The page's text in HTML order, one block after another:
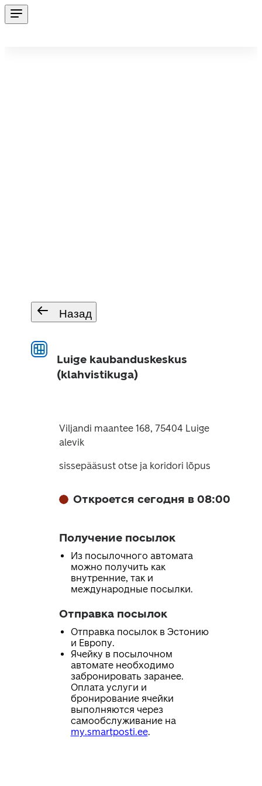
Назад
Luige kaubanduskeskus
(klahvistikuga)
Viljandi maantee 168, 75404 Luige
alevik
sissepääsust otse ja koridori lõpus
Откроется сегодня в 08:00
Получение посылок
Из посылочного автомата
можно получить как
внутренние, так и
международные посылки.
Отправка посылок
Отправка посылок в Эстонию
и Европу.
Ячейку в посылочном
автомате необходимо
забронировать заранее.
Оплата услуги и
бронирование ячейки
выполняются через
самообслуживание на
my.smartposti.ee.